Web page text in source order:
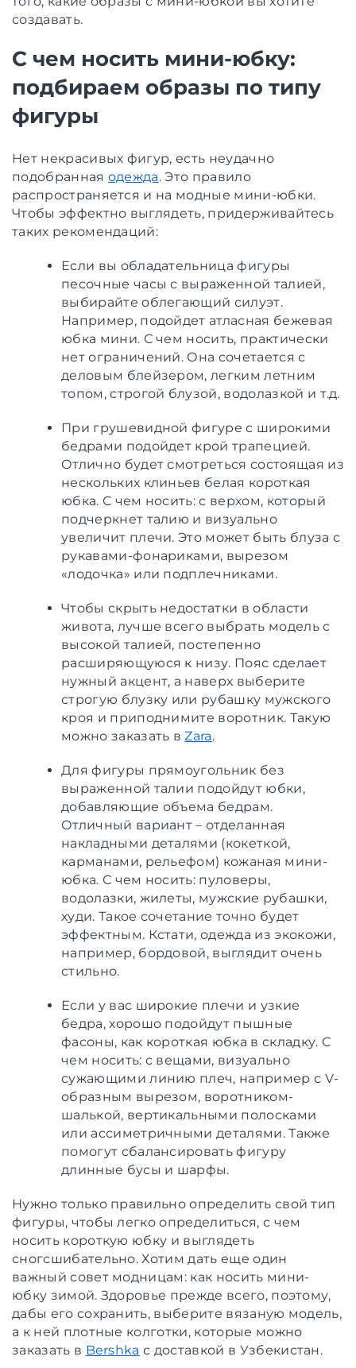
создавать.
С чем носить мини-юбку:
подбираем образы по типу
фигуры
Нет некрасивых фигур, есть неудачно
подобранная одежда. Это правило
распространяется и на модные мини-юбки.
Чтобы эффектно выглядеть, придерживайтесь
таких рекомендаций:
Если вы обладательница фигуры
песочные часы с выраженной талией,
выбирайте облегающий силуэт.
Например, подойдет атласная бежевая
юбка мини. С чем носить, практически
нет ограничений. Она сочетается с
деловым блейзером, легким летним
топом, строгой блузой, водолазкой и т.д.
При грушевидной фигуре с широкими
бедрами подойдет крой трапецией.
Отлично будет смотреться состоящая из
нескольких клиньев белая короткая
юбка. С чем носить: с верхом, который
подчеркнет талию и визуально
увеличит плечи. Это может быть блуза с
рукавами-фонариками, вырезом
«лодочка» или подплечниками.
Чтобы скрыть недостатки в области
живота, лучше всего выбрать модель с
высокой талией, постепенно
расширяющуюся к низу. Пояс сделает
нужный акцент, а наверх выберите
строгую блузку или рубашку мужского
кроя и приподнимите воротник. Такую
можно заказать вZara.
Для фигуры прямоугольник без
выраженной талии подойдут юбки,
добавляющие объема бедрам.
Отличный вариант – отделанная
накладными деталями (кокеткой,
карманами, рельефом) кожаная мини-
юбка. С чем носить: пуловеры,
водолазки, жилеты, мужские рубашки,
худи. Такое сочетание точно будет
эффектным. Кстати, одежда из экокожи,
например, бордовой, выглядит очень
стильно.
Если у вас широкие плечи и узкие
бедра, хорошо подойдут пышные
фасоны, как короткая юбка в складку. С
чем носить: с вещами, визуально
сужающими линию плеч, например с V-
образным вырезом, воротником-
шалькой, вертикальными полосками
или ассиметричными деталями. Также
помогут сбалансировать фигуру
длинные бусы и шарфы.
Нужно только правильно определить свой тип
фигуры, чтобы легко определиться, с чем
носить короткую юбку и выглядеть
сногсшибательно. Хотим дать еще один
важный совет модницам: как носить мини-
юбку зимой. Здоровье прежде всего, поэтому,
дабы его сохранить, выберите вязаную модель,
а к ней плотные колготки, которые можно
заказать в Bershka с доставкой в Узбекистан.